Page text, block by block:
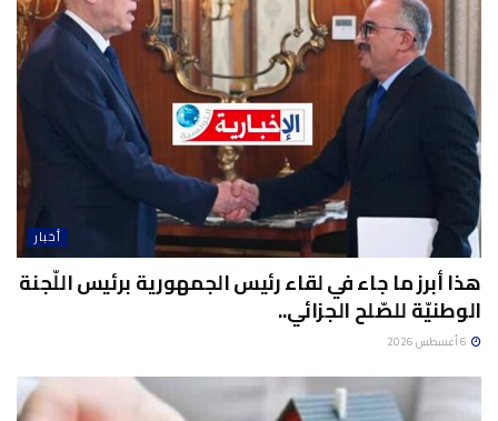
أخبار
هذا أبرز ما جاء في لقاء رئيس الجمهورية برئيس اللّجنة
الوطنيّة للصّلح الجزائي..
6 أغسطس 2026